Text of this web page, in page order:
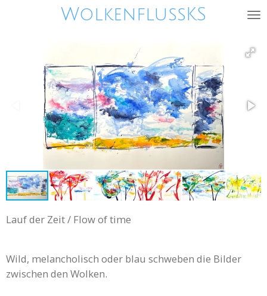
WolkenflussKS
Lauf der Zeit / Flow of time
Wild, melancholisch oder blau schweben die Bilder
zwischen den Wolken.